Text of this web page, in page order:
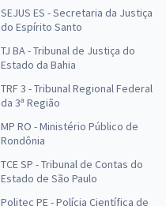
SEJUS ES - Secretaria da Justiça
do Espírito Santo
TJ BA - Tribunal de Justiça do
Estado da Bahia
TRF 3 - Tribunal Regional Federal
da 3ª Região
MP RO - Ministério Público de
Rondônia
TCE SP - Tribunal de Contas do
Estado de São Paulo
Politec PE - Polícia Científica de